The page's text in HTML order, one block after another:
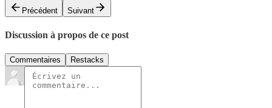
Précédent
Suivant
Discussion à propos de ce post
Commentaires Restacks